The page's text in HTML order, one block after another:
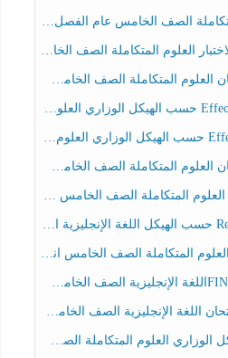
الخامس عام الفصل الدراسي الثالث 2025-2026
المتكاملة الصف الخامس عام الفصل الثالث
الصف الخامس انسبير الفصل الثالث
الصف الخامس عام الفصل الثالث
الصف الخامس انسبير الفصل الثالث
الصف الخامس انسبير الفصل الثالث
الإنجليزية الصف الخامس الفصل الثالث
المتكاملة الصف الخامس عام الفصل الثالث